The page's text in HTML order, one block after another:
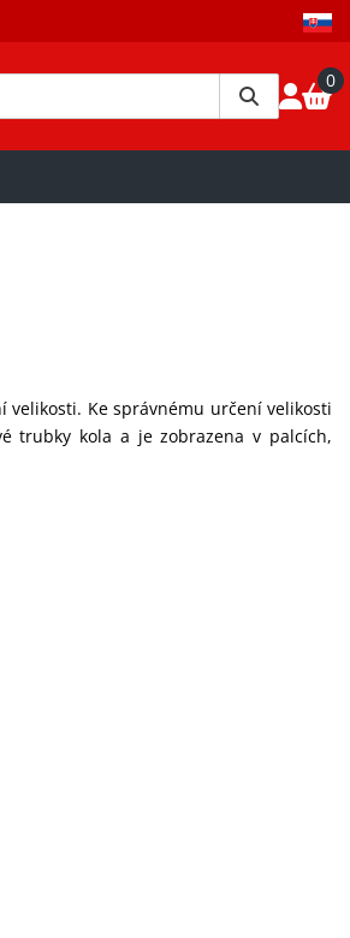
0
Ke správnému určení velikosti
trubky kola a je zobrazena v palcích,